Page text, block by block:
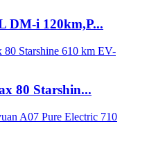
DM-i 120km,P...
80 Starshin...